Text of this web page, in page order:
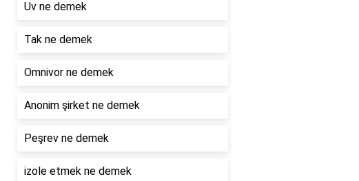
Uv ne demek
Tak ne demek
Omnivor ne demek
Anonim şirket ne demek
Peşrev ne demek
izole etmek ne demek